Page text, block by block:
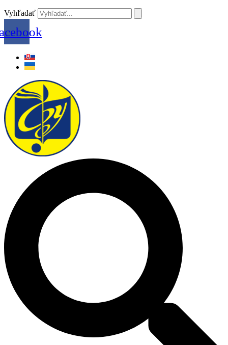
Vyhľadať